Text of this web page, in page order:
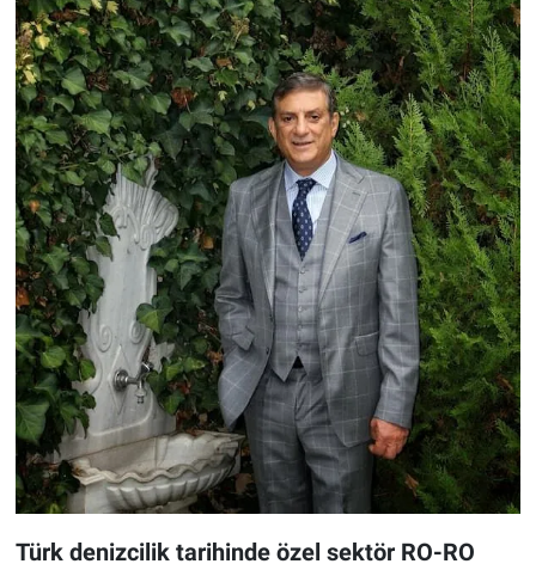
Türk denizcilik tarihinde özel sektör RO-RO